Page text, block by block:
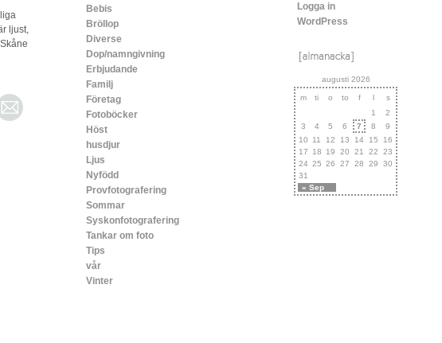
ljust,
Bebis
Bröllop
Diverse
Dop/namngivning
Erbjudande
Familj
Företag
Fotoböcker
Höst
husdjur
Ljus
Nyfödd
Provfotografering
Sommar
Syskonfotografering
Tankar om foto
Tips
vår
Vinter
Logga in
WordPress
augusti 2026
m ti o to f l s
« Sep
1
2
3
4 5 6 7 8
9
10
11 12 13 14 15
16
17
18 19 20 21 22
23
24 25 26 27 28 29
30
31